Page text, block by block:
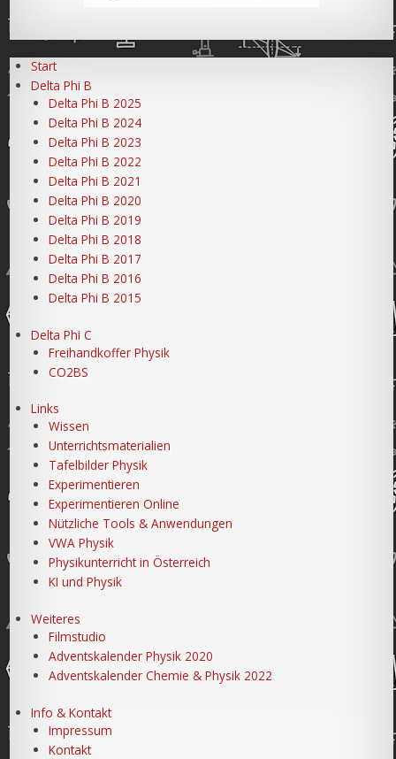
Start
Delta Phi B
Delta Phi B 2025
Delta Phi B 2024
Delta Phi B 2023
Delta Phi B 2022
Delta Phi B 2021
Delta Phi B 2020
Delta Phi B 2019
Delta Phi B 2018
Delta Phi B 2017
Delta Phi B 2016
Delta Phi B 2015
Delta Phi C
Freihandkoffer Physik
CO2BS
Links
Wissen
Unterrichtsmaterialien
Tafelbilder Physik
Experimentieren
Experimentieren Online
Nützliche Tools & Anwendungen
VWA Physik
Physikunterricht in Österreich
KI und Physik
Weiteres
Filmstudio
Adventskalender Physik 2020
Adventskalender Chemie & Physik 2022
Info & Kontakt
Impressum
Kontakt